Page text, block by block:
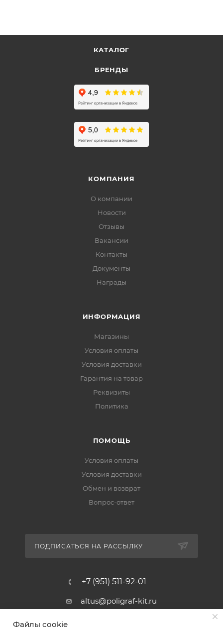
КАТАЛОГ
БРЕНДЫ
КОМПАНИЯ
О компании
Новости
Отзывы
Вакансии
Контакты
Документы
Награды
ИНФОРМАЦИЯ
Магазины
Условия оплаты
Условия доставки
Гарантия на товар
Реквизиты
Политика
ПОМОЩЬ
Условия оплаты
Условия доставки
Обмен и возврат
Вопрос-ответ
ПОДПИСАТЬСЯ НА РАССЫЛКУ
+7 (951) 511-92-01
altus@poligraf-kit.ru
Магазин-склад ТЦ "Альтус"
Файлы cookie